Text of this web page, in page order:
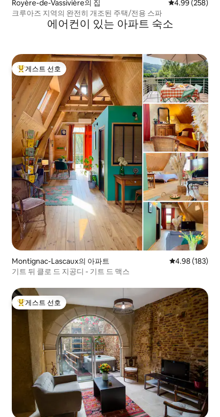
Royère-de-Vassivière의 집 평점 4.99점(5
4.99 (258)
크루아즈 지역의 완전히 개조된 주택/전용 스파
에어컨이 있는 아파트 숙소
상위 게스트 선호
게스트 선호
Montignac-Lascaux의 아파트 평점 4.98점(5
4.98 (183)
기트 뒤 클로 드 지공디 - 기트 드 맥스
상위 게스트 선호
게스트 선호